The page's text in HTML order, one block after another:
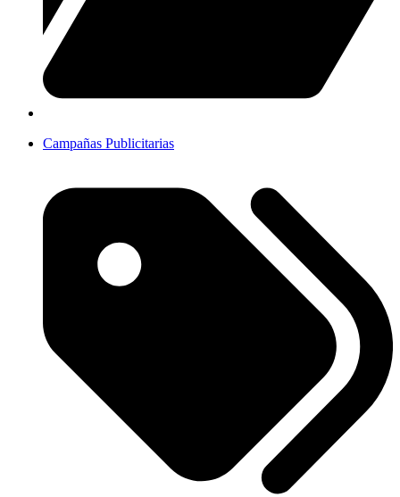
Campañas Publicitarias